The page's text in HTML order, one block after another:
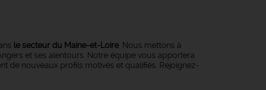
le secteur du Maine-et-Loire. Nous mettons à
et ses alentours. Notre équipe vous apportera
de nouveaux profils motivés et qualifiés. Rejoignez-